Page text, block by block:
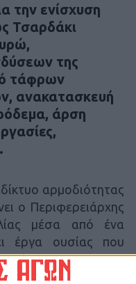
την ενίσχυση
Τσαρδάκι
της
τάφρων
ανακατασκευή
άρση
αρμοδιότητας
ο Περιφερειάρχης
μέσα από ένα
έργα ουσίας που
προσθέτει ο